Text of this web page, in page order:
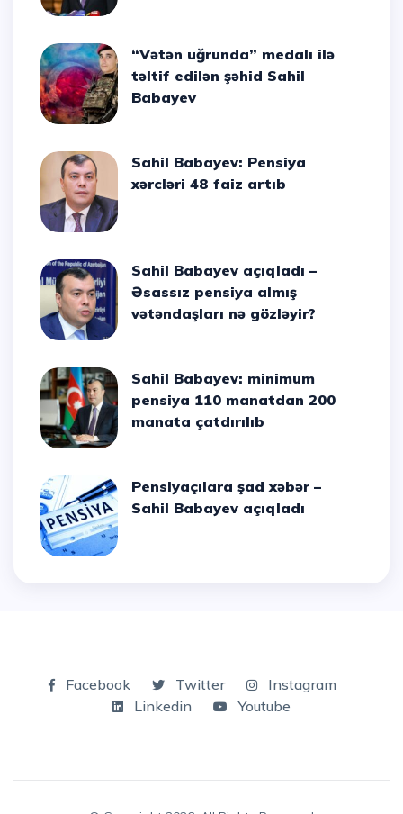
“Vətən uğrunda” medalı ilə
təltif edilən şəhid Sahil
Babayev
Sahil Babayev: Pensiya
xərcləri 48 faiz artıb
Sahil Babayev açıqladı –
Əsassız pensiya almış
vətəndaşları nə gözləyir?
Sahil Babayev: minimum
pensiya 110 manatdan 200
manata çatdırılıb
Pensiyaçılara şad xəbər –
Sahil Babayev açıqladı
Facebook Twitter
Instagram
Linkedin
Youtube